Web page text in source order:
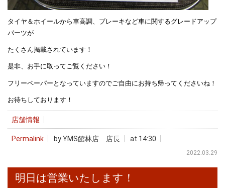
タイヤ＆ホイールから車高調、ブレーキなど車に関するグレードアップ
パーツが
たくさん掲載されています！
是非、お手に取ってご覧ください！
フリーペーパーとなっていますのでご自由にお持ち帰ってくださいね！
お待ちしております！
店舗情報
Permalink by YMS館林店 店長 at 14:30
2022.03.29
明日は営業いたします！